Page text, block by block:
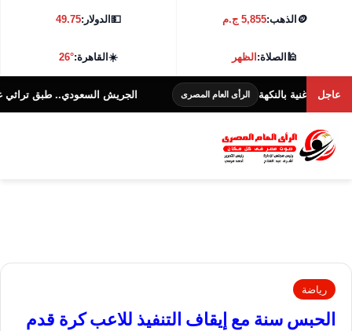
🪙 الذهب:5,855 ج.م 💵الدولار:49.75
🕌الصلاة:الظهر ☀️القاهرة:26°
عاجل
بالنكهة الرأى العام المصرى الجريش السعودي.. طبق تراثي غني بالنكهة
رياضة
الحبس سنة مع إيقاف التنفيذ للاعب كرة قدم